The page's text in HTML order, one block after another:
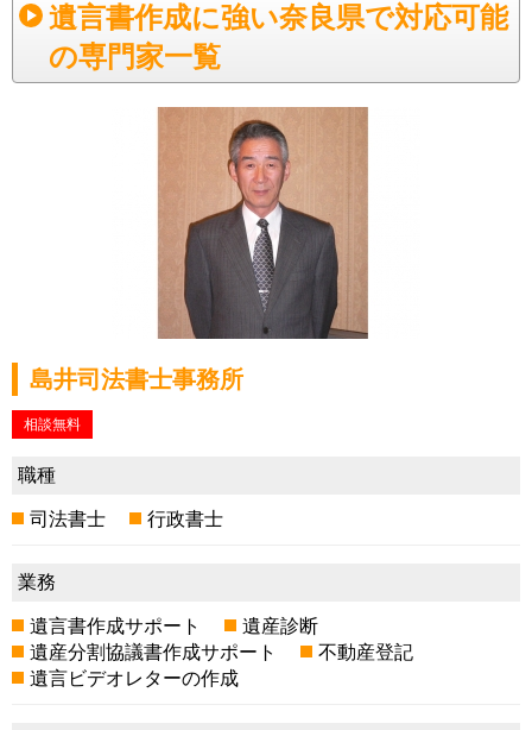
遺言書作成に強い奈良県で対応可能
の専門家一覧
島井司法書士事務所
相談無料
職種
司法書士 行政書士
業務
遺言書作成サポート
遺産診断
遺産分割協議書作成サポート
不動産登記
遺言ビデオレターの作成